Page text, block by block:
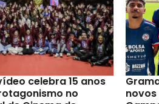
celebra 15 anos
no